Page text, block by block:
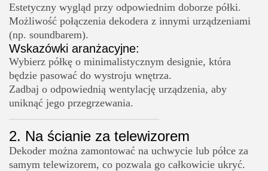
Estetyczny wygląd przy odpowiednim doborze półki.
Możliwość połączenia dekodera z innymi urządzeniami
(np. soundbarem).
Wskazówki aranżacyjne:
Wybierz półkę o minimalistycznym designie, która
będzie pasować do wystroju wnętrza.
Zadbaj o odpowiednią wentylację urządzenia, aby
uniknąć jego przegrzewania.
2. Na ścianie za telewizorem
Dekoder można zamontować na uchwycie lub półce za
samym telewizorem, co pozwala go całkowicie ukryć.